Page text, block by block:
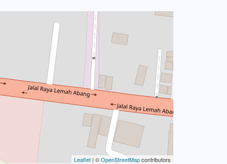
Leaflet | ©OpenStreetMapcontributors